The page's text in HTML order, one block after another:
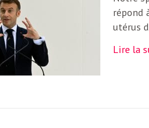
répond
utérus
Lire la